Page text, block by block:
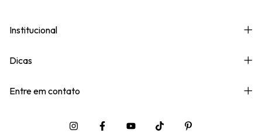
Institucional
Dicas
Entre em contato